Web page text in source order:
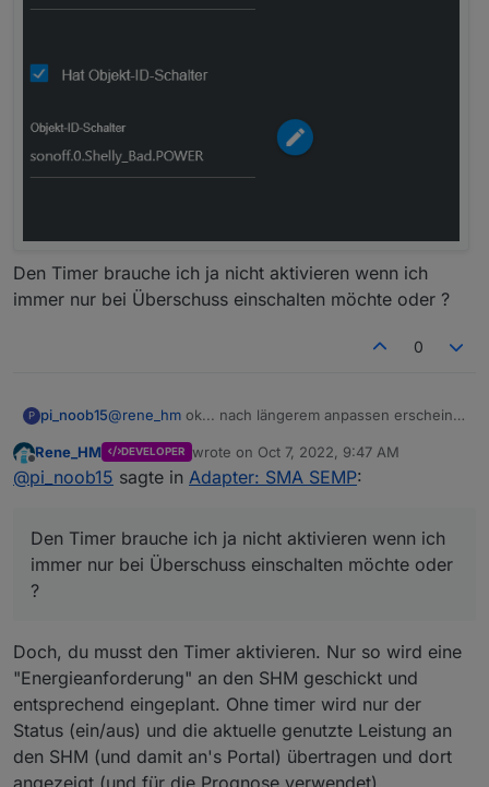
Den Timer brauche ich ja nicht aktivieren wenn ich
immer nur bei Überschuss einschalten möchte oder ?
0
P pi_noob15@rene_hm ok... nach längerem anpassen erscheint
Jetzt habe ich aktuell nur das Problem das mein
Gerät nicht eingeschaltet wird.
Offline
Rene_HM DEVELOPER wrote on Oct 7, 2022, 9:47 AM
last edited by
@pi_noob15 sagte in Adapter: SMA SEMP:
Den Timer brauche ich ja nicht aktivieren wenn ich
immer nur bei Überschuss einschalten möchte oder
?
Doch, du musst den Timer aktivieren. Nur so wird eine
"Energieanforderung" an den SHM geschickt und
entsprechend eingeplant. Ohne timer wird nur der
Status (ein/aus) und die aktuelle genutzte Leistung an
den SHM (und damit an's Portal) übertragen und dort
angezeigt (und für die Prognose verwendet)